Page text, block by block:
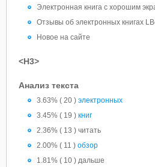
Электронная книга с хорошим
Отзывы об электронных книгах
Новое на сайте
<H3>
Анализ текста
3.63% ( 20 ) электронных
3.45% ( 19 ) книг
2.36% ( 13 ) читать
2.00% ( 11 ) обзор
1.81% ( 10 ) дальше